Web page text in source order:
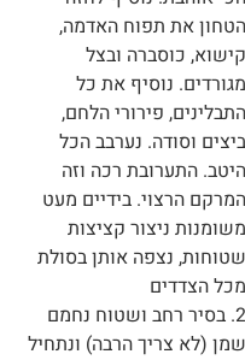
הטחון את תפוח האדמה,
קישוא, כוסברה ובצל
מגורדים. נוסיף את כל
התבלינים, פירורי הלחם,
ביצים וסודה. נערבב הכל
היטב. התערובת רכה וזה
המרקם הרצוי. בידיים מעט
משומנות ניצור קציצות
שטוחות, נצפה אותן בסולת
מכל הצדדים
2. ⁠בסיר רחב ושטוח נחמם
שמן (לא צריך הרבה) ונתחיל